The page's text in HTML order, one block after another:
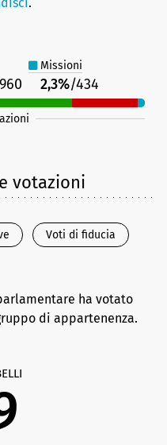
.
Missioni
2,3%/434
votazioni
Voti di fiducia
ha votato
di appartenenza.